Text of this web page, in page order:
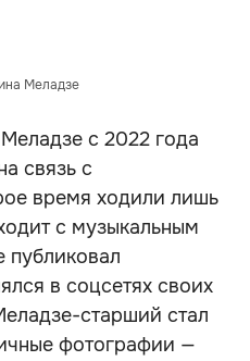
Меладзе
с 2022 года
связь с
время ходили лишь
с музыкальным
в соцсетях своих
старший стал
фотографии —